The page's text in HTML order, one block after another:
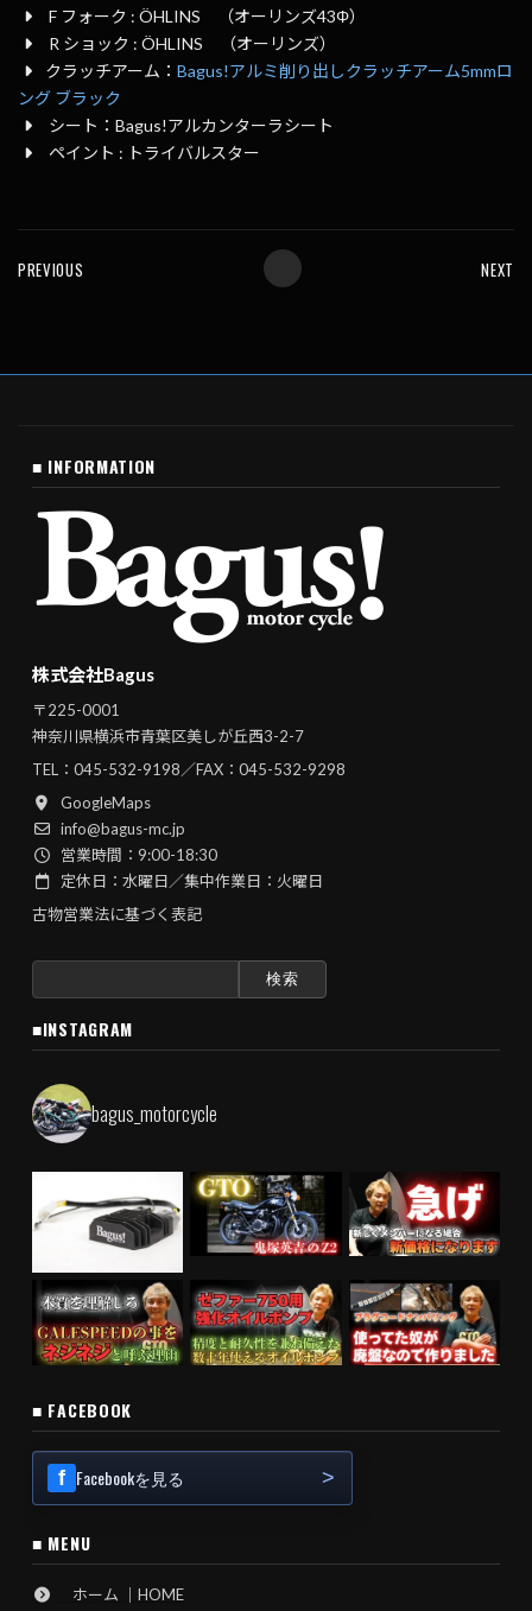
F フォーク : ÖHLINS （オーリンズ43Φ）
R ショック : ÖHLINS （オーリンズ）
クラッチアーム：Bagus!アルミ削り出しクラッチアーム5mmロ
ング ブラック
シート：Bagus!アルカンターラシート
ペイント : トライバルスター
PREVIOUS NEXT
■ INFORMATION
株式会社Bagus
〒225-0001
神奈川県横浜市青葉区美しが丘西3-2-7
TEL： 045-532-9198／FAX：045-532-9298
GoogleMaps
info@bagus-mc.jp
営業時間：9:00-18:30
定休日：水曜日／集中作業日：火曜日
古物営業法に基づく表記
■INSTAGRAM
bagus_motorcycle
■ FACEBOOK
Facebookを見る
■ MENU
ホーム ｜HOME